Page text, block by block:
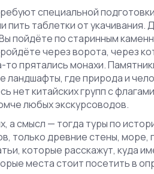
специальной
пить таблетки от укачивания.
пойдёте по старинным
через ворота, через
то прятались монахи.
ландшафты, где природа и
нет китайских групп с
любых экскурсоводов.
а смысл — тогда туры по
только древние стены, море,
которые расскажут, куда
места стоит посетить в